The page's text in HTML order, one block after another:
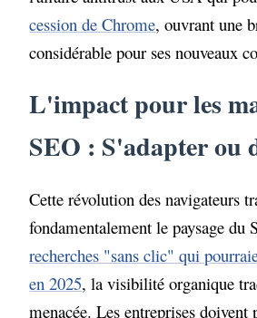
cession de Chrome, ouvrant une
considérable pour ses nouveaux
L'impact pour les
SEO : S'adapter ou
Cette révolution des navigateurs
fondamentalement le paysage du
recherches "sans clic" qui
en 2025, la visibilité organique
menacée. Les entreprises doivent